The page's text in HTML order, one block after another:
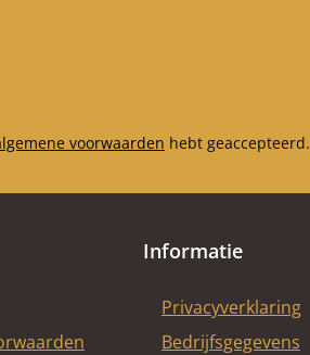
voorwaarden hebt geaccepteerd.
Informatie
Privacyverklaring
Bedrijfsgegevens